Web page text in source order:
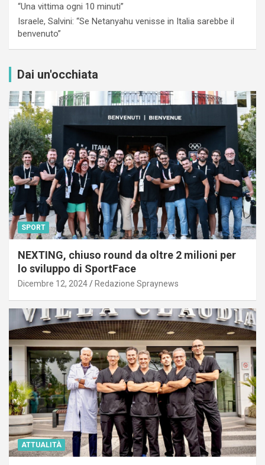
“Una vittima ogni 10 minuti”
Israele, Salvini: “Se Netanyahu venisse in Italia sarebbe il
benvenuto”
Dai un'occhiata
SPORT
NEXTING, chiuso round da oltre 2 milioni per
lo sviluppo di SportFace
Dicembre 12, 2024 Redazione Spraynews
ATTUALITÀ